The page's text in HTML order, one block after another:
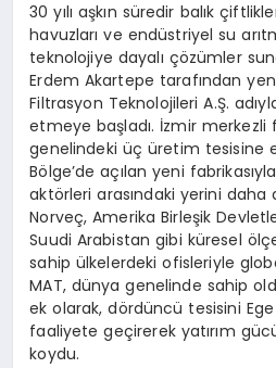
30 yılı aşkın süredir balık
havuzları ve endüstriyel su
teknolojiye dayalı çözümler
Erdem Akartepe tarafından
Filtrasyon Teknolojileri A.Ş.
etmeye başladı. İzmir merkezli
genelindeki üç üretim tesisine
Bölge’de açılan yeni
aktörleri arasındaki yerini daha
Norveç, Amerika Birleşik
Suudi Arabistan gibi küresel
sahip ülkelerdeki ofisleriyle
MAT, dünya genelinde sahip
ek olarak, dördüncü tesisini Ege
faaliyete geçirerek yatırım
koydu.